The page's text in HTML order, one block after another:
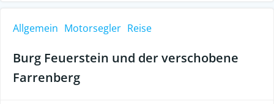
Allgemein Motorsegler Reise
Burg Feuerstein und der verschobene
Farrenberg